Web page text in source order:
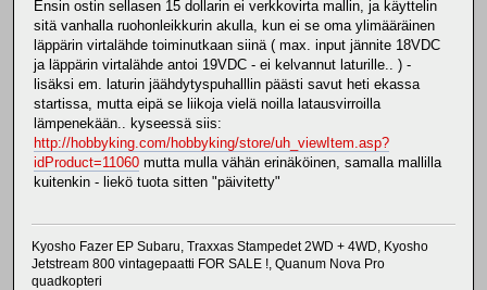
Ensin ostin sellasen 15 dollarin ei verkkovirta mallin, ja käyttelin
sitä vanhalla ruohonleikkurin akulla, kun ei se oma ylimääräinen
läppärin virtalähde toiminutkaan siinä ( max. input jännite 18VDC
ja läppärin virtalähde antoi 19VDC - ei kelvannut laturille.. ) -
lisäksi em. laturin jäähdytyspuhalllin päästi savut heti ekassa
startissa, mutta eipä se liikoja vielä noilla latausvirroilla
lämpenekään.. kyseessä siis:
http://hobbyking.com/hobbyking/store/uh_viewItem.asp?
idProduct=11060 mutta mulla vähän erinäköinen, samalla mallilla
kuitenkin - liekö tuota sitten "päivitetty"
Kyosho Fazer EP Subaru, Traxxas Stampedet 2WD + 4WD, Kyosho
Jetstream 800 vintagepaatti FOR SALE !, Quanum Nova Pro
quadkopteri